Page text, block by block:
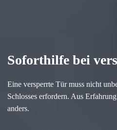
Soforthilfe bei
Eine versperrte Tür muss nicht
Schlosses erfordern. Aus
anders.